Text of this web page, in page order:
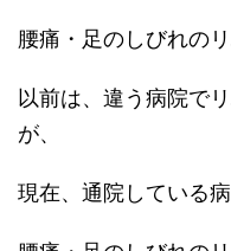
腰痛・足のしびれの
以前は、違う病院で
が、
現在、通院している病